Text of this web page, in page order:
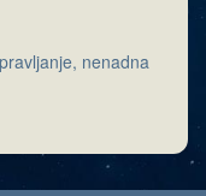
nenadna